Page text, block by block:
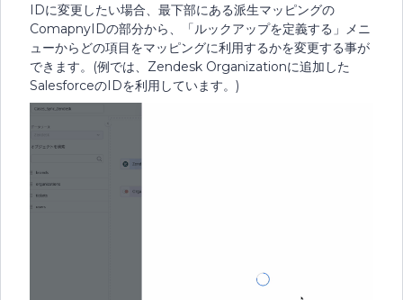
IDに変更したい場合、最下部にある派生マッピングの
ComapnyIDの部分から、「ルックアップを定義する」メニ
ューからどの項目をマッピングに利用するかを変更する事が
できます。(例では、Zendesk Organizationに追加した
SalesforceのIDを利用しています。)